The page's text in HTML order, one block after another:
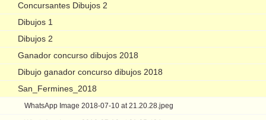
Concursantes Dibujos 2
Dibujos 1
Dibujos 2
Ganador concurso dibujos 2018
Dibujo ganador concurso dibujos 2018
San_Fermines_2018
WhatsApp Image 2018-07-10 at 21.20.28.jpeg